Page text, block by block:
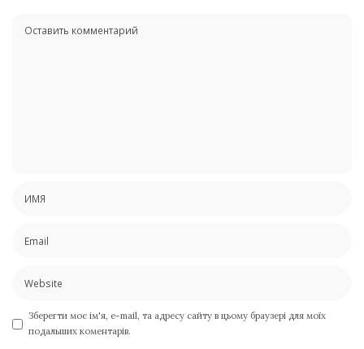
Зберегти моє ім'я, e-mail, та адресу сайту в цьому браузері для моїх
подальших коментарів.